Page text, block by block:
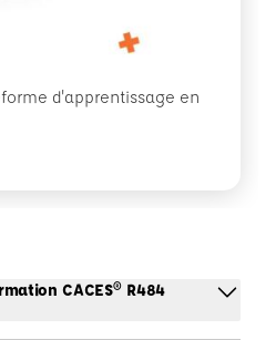
d'apprentissage en
CACES® R484